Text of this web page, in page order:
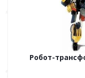
Робот-